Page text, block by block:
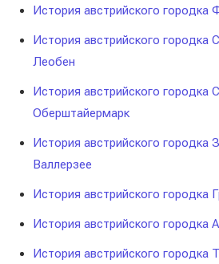
История австрийского городка
История австрийского
Леобен
История австрийского городка
Оберштайермарк
История австрийского городка
Валлерзее
История австрийского городка
История австрийского городка
История австрийского городка